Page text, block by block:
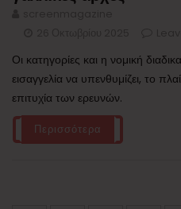
Οι κατηγορίες και η νομική
εισαγγελία να υπενθυμίζει, το
επιτυχία των ερευνών.
Περισσότερα